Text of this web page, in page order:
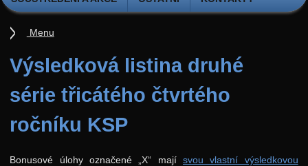
Výsledková listina druhé
série třicátého čtvrtého
ročníku KSP
Bonusové úlohy označené „X“ mají svou vlastní výsledkovou
Menu
Pravidla
Přihláška k řešení
Odevzdávátko